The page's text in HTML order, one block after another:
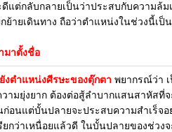
แต่กลับกลายเป็นว่าประสบกับความล้ม
ย้ายเดินทาง ถือว่าตำแหน่งในช่วงนี้เป็
มาตั้งชื่อ
งตำแหน่งศีรษะของตุ๊กตา พยากรณ์ว่า
ามยุ่งยาก ต้องต่อสู้ลำบากแสนสาหัสที่จ
อนแต่บั้นปลายจะประสบความสำเร็จอ
กว่าเหนื่อยแล้วดี ในบั้นปลายของช่วง